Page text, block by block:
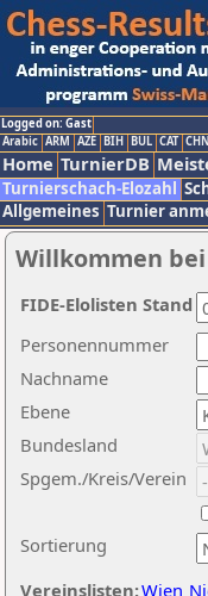
Logged on: Gast
Arabic ARM AZE BIH BUL CAT CHN
Home TurnierDB
Turnierschach-Elozahl
Allgemeines Turnier
Willkommen
Nachname
Ebene
Sortierung
Personennummer
Bundesland
Spgem./Kreis/Verein
Vereinslisten:Wien
FIDE-Elolisten Stand